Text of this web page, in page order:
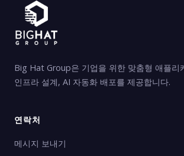
Big Hat Group은 기업을 위한 맞춤형 애플리
인프라 설계, AI 자동화 배포를 제공합니다.
연락처
메시지 보내기